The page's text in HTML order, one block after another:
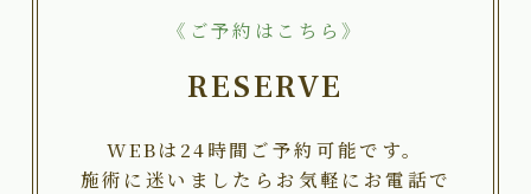
《ご予約はこちら》
RESERVE
WEBは24時間ご予約可能です。
施術に迷いましたらお気軽にお電話で